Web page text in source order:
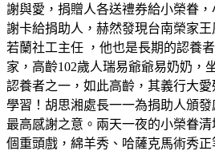
謝與愛，捐贈人各送禮券給小榮眷
謝卡給捐助人，赫然發現台南榮家
若蘭社工主任 ，他也是長期的認養
家，高齡102歲人瑞易爺爺易奶奶，
認養者之一，如此高齡，其義行大
學習！胡思湘處長一一為捐助人頒
最高感謝之意。兩天一夜的小榮眷
個重頭戲，綿羊秀、哈薩克馬術秀